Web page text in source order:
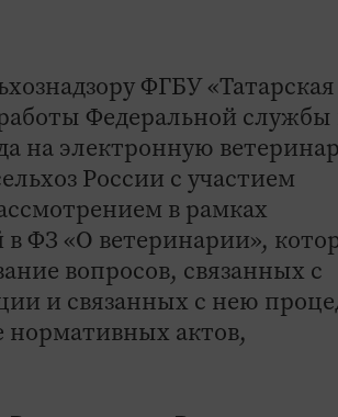
ФГБУ «Татарская
Федеральной службы
на электронную
России с участием
в рамках
ФЗ «О ветеринарии»,
вопросов, связанных с
и связанных с нею
нормативных актов,